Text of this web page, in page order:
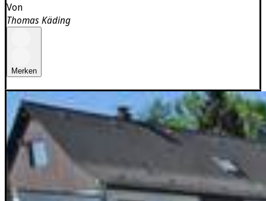
Von
Thomas Käding
Merken